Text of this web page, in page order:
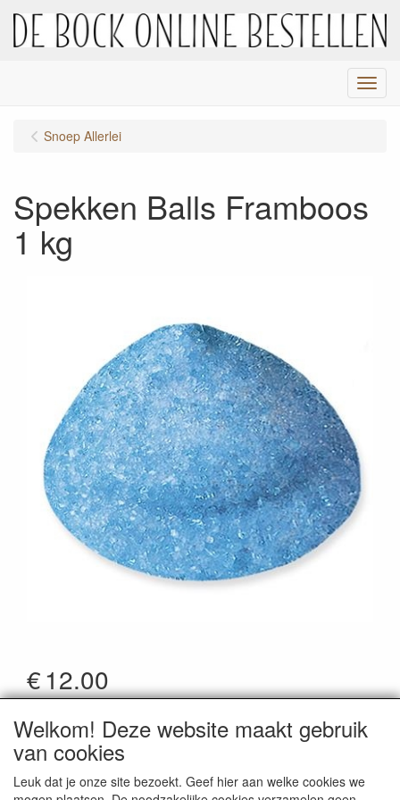
Menu
Snoep Allerlei
Spekken Balls Framboos
1 kg
€12.00
*Prijzen zijn inclusief btw
Artikelcode: Fini50216
Welkom! Deze website maakt gebruik
van cookies
Leuk dat je onze site bezoekt. Geef hier aan welke cookies we